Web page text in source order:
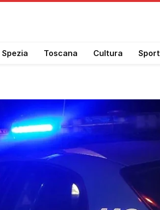
Spezia Toscana Cultura Sport